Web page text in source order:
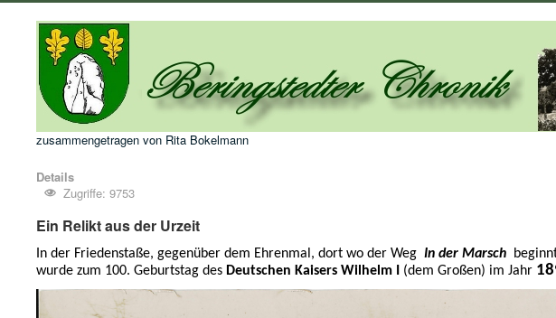
zusammengetragen von Rita Bokelmann
Details
Zugriffe: 9753
Ein Relikt aus der Urzeit
In der Friedenstaße, gegenüber dem Ehrenmal, dort wo der Weg In der Marsch
wurde zum 100. Geburtstag des Deutschen Kaisers Wilhelm I (dem Großen) im Jahr